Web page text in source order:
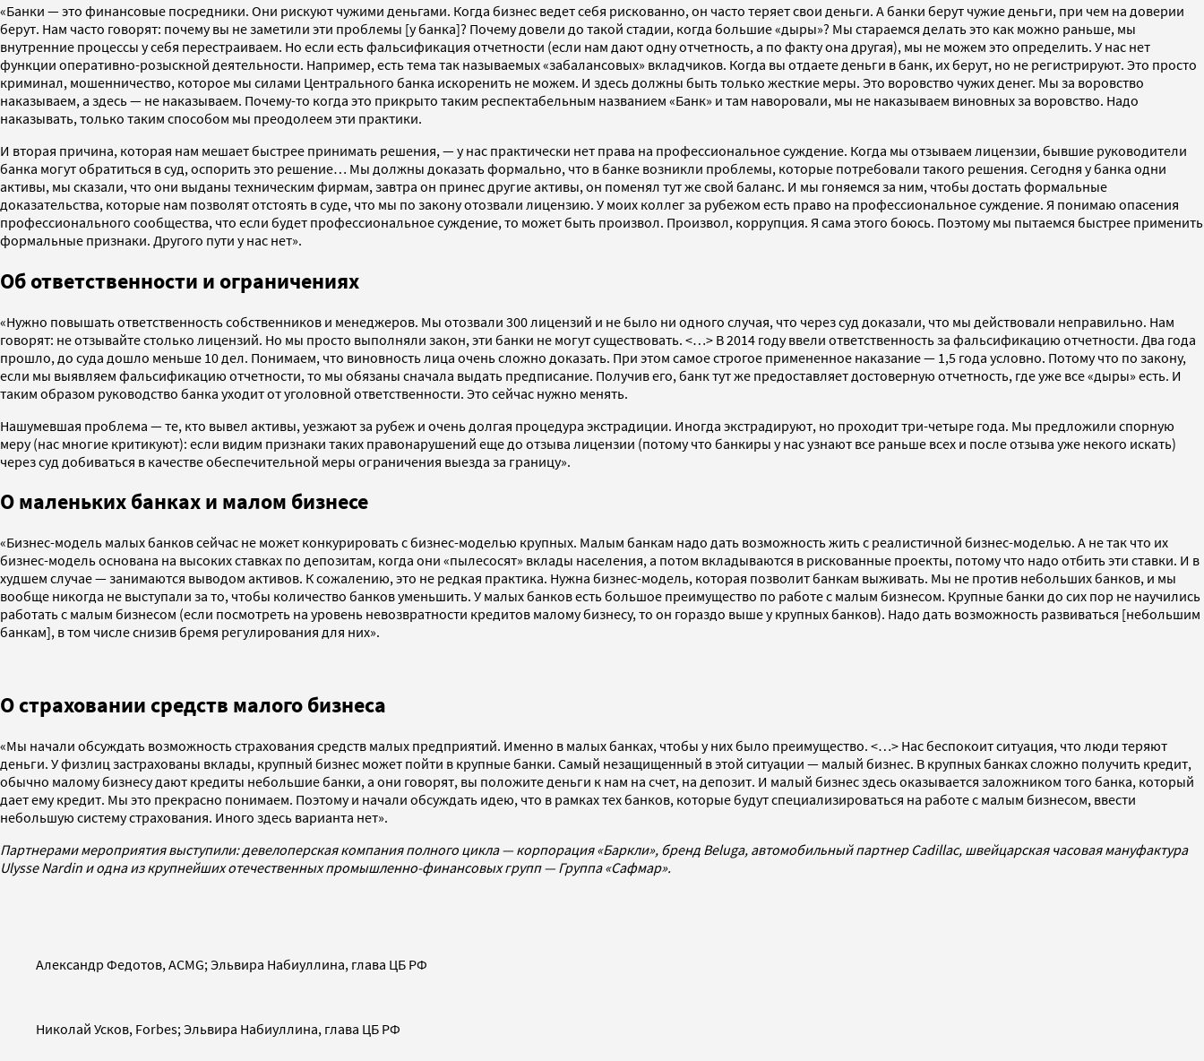
«Банки — это финансовые посредники. Они рискуют чужими деньгами. Когда бизнес ведет себя рискованно, он часто теряет свои деньги. А банки берут чужие деньги, при чем на доверии
берут. Нам часто говорят: почему вы не заметили эти проблемы [у банка]? Почему довели до такой стадии, когда большие «дыры»? Мы стараемся делать это как можно раньше, мы
внутренние процессы у себя перестраиваем. Но если есть фальсификация отчетности (если нам дают одну отчетность, а по факту она другая), мы не можем это определить. У нас нет
функции оперативно-розыскной деятельности. Например, есть тема так называемых «забалансовых» вкладчиков. Когда вы отдаете деньги в банк, их берут, но не регистрируют. Это просто
криминал, мошенничество, которое мы силами Центрального банка искоренить не можем. И здесь должны быть только жесткие меры. Это воровство чужих денег. Мы за воровство
наказываем, а здесь — не наказываем. Почему-то когда это прикрыто таким респектабельным названием «Банк» и там наворовали, мы не наказываем виновных за воровство. Надо
наказывать, только таким способом мы преодолеем эти практики.
И вторая причина, которая нам мешает быстрее принимать решения, — у нас практически нет права на профессиональное суждение. Когда мы отзываем лицензии, бывшие руководители
банка могут обратиться в суд, оспорить это решение… Мы должны доказать формально, что в банке возникли проблемы, которые потребовали такого решения. Сегодня у банка одни
активы, мы сказали, что они выданы техническим фирмам, завтра он принес другие активы, он поменял тут же свой баланс. И мы гоняемся за ним, чтобы достать формальные
доказательства, которые нам позволят отстоять в суде, что мы по закону отозвали лицензию. У моих коллег за рубежом есть право на профессиональное суждение. Я понимаю опасения
профессионального сообщества, что если будет профессиональное суждение, то может быть произвол. Произвол, коррупция. Я сама этого боюсь. Поэтому мы пытаемся быстрее применить
формальные признаки. Другого пути у нас нет».
Об ответственности и ограничениях
«Нужно повышать ответственность собственников и менеджеров. Мы отозвали 300 лицензий и не было ни одного случая, что через суд доказали, что мы действовали неправильно. Нам
говорят: не отзывайте столько лицензий. Но мы просто выполняли закон, эти банки не могут существовать. <…> В 2014 году ввели ответственность за фальсификацию отчетности. Два года
прошло, до суда дошло меньше 10 дел. Понимаем, что виновность лица очень сложно доказать. При этом самое строгое примененное наказание — 1,5 года условно. Потому что по закону,
если мы выявляем фальсификацию отчетности, то мы обязаны сначала выдать предписание. Получив его, банк тут же предоставляет достоверную отчетность, где уже все «дыры» есть. И
таким образом руководство банка уходит от уголовной ответственности. Это сейчас нужно менять.
Нашумевшая проблема — те, кто вывел активы, уезжают за рубеж и очень долгая процедура экстрадиции. Иногда экстрадируют, но проходит три-четыре года. Мы предложили спорную
меру (нас многие критикуют): если видим признаки таких правонарушений еще до отзыва лицензии (потому что банкиры у нас узнают все раньше всех и после отзыва уже некого искать)
через суд добиваться в качестве обеспечительной меры ограничения выезда за границу».
О маленьких банках и малом бизнесе
«Бизнес-модель малых банков сейчас не может конкурировать с бизнес-моделью крупных. Малым банкам надо дать возможность жить с реалистичной бизнес-моделью. А не так что их
бизнес-модель основана на высоких ставках по депозитам, когда они «пылесосят» вклады населения, а потом вкладываются в рискованные проекты, потому что надо отбить эти ставки. И в
худшем случае — занимаются выводом активов. К сожалению, это не редкая практика. Нужна бизнес-модель, которая позволит банкам выживать. Мы не против небольших банков, и мы
вообще никогда не выступали за то, чтобы количество банков уменьшить. У малых банков есть большое преимущество по работе с малым бизнесом. Крупные банки до сих пор не научились
работать с малым бизнесом (если посмотреть на уровень невозвратности кредитов малому бизнесу, то он гораздо выше у крупных банков). Надо дать возможность развиваться [небольшим
банкам], в том числе снизив бремя регулирования для них».
О страховании средств малого бизнеса
«Мы начали обсуждать возможность страхования средств малых предприятий. Именно в малых банках, чтобы у них было преимущество. <…> Нас беспокоит ситуация, что люди теряют
деньги. У физлиц застрахованы вклады, крупный бизнес может пойти в крупные банки. Самый незащищенный в этой ситуации — малый бизнес. В крупных банках сложно получить кредит,
обычно малому бизнесу дают кредиты небольшие банки, а они говорят, вы положите деньги к нам на счет, на депозит. И малый бизнес здесь оказывается заложником того банка, который
дает ему кредит. Мы это прекрасно понимаем. Поэтому и начали обсуждать идею, что в рамках тех банков, которые будут специализироваться на работе с малым бизнесом, ввести
небольшую систему страхования. Иного здесь варианта нет».
Партнерами мероприятия выступили: девелоперская компания полного цикла — корпорация «Баркли», бренд Beluga, автомобильный партнер Cadillac, швейцарская часовая мануфактура
Ulysse Nardin и одна из крупнейших отечественных промышленно-финансовых групп—Группа«Сафмар».
Александр Федотов, ACMG; Эльвира Набиуллина, глава ЦБ РФ
Николай Усков, Forbes; Эльвира Набиуллина, глава ЦБ РФ